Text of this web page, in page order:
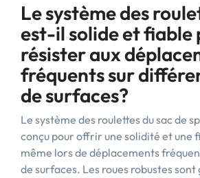
Le système des
est-il solide et fiable
résister aux
fréquents sur
de surfaces?
Le système des roulettes du sac de
conçu pour offrir une solidité et une
même lors de déplacements
de surfaces. Les roues robustes